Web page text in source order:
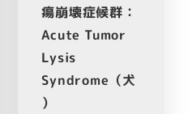
瘍崩壊症候群：
Acute Tumor
Lysis
Syndrome（犬
）